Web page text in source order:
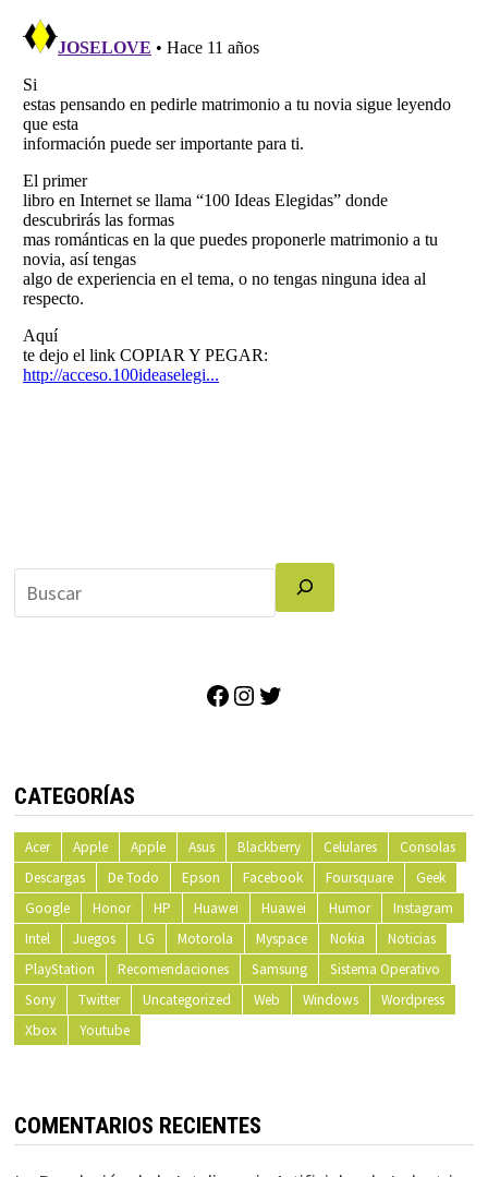
Facebook
Instagram
CATEGORÍAS
Acer Apple Apple Asus Blackberry Celulares
Consolas
Descargas
De Todo Epson Facebook Foursquare
Geek
Google
Honor HP Huawei Huawei Humor
Instagram
Intel
Juegos LG Motorola Myspace Nokia
Noticias
PlayStation
Recomendaciones Samsung
Sistema Operativo
Sony
Twitter Uncategorized Web Windows
Wordpress
Xbox
Youtube
COMENTARIOS RECIENTES